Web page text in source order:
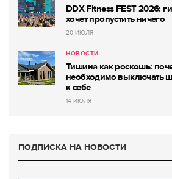
DDX Fitness FEST 2026:
хочет пропустить ничего
20 ИЮЛЯ
НОВОСТИ
Тишина как роскошь:
необходимо выключать
к себе
14 ИЮЛЯ
ПОДПИСКА НА НОВОСТИ